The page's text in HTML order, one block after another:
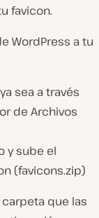
favicon.
WordPress a tu
sea a través
de Archivos
y sube el
(favicons.zip)
que las